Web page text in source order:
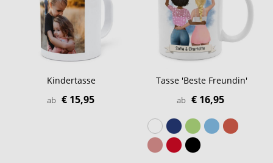
Kindertasse
ab € 15,95
Tasse 'Beste Freundin'
ab € 16,95